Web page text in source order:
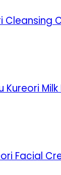
Cleansing
Kureori
Facial